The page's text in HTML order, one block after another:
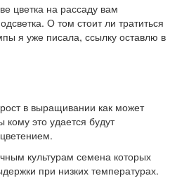
цветка на рассаду вам
О том стоит ли тратиться
я уже писала, ссылку оставлю в
в выращивании как может
кому это удается будут
культурам семена которых
при низких температурах.